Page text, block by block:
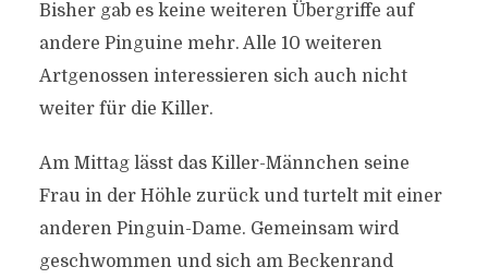
Bisher gab es keine weiteren Übergriffe auf
andere Pinguine mehr. Alle 10 weiteren
Artgenossen interessieren sich auch nicht
weiter für die Killer.
Am Mittag lässt das Killer-Männchen seine
Frau in der Höhle zurück und turtelt mit einer
anderen Pinguin-Dame. Gemeinsam wird
geschwommen und sich am Beckenrand